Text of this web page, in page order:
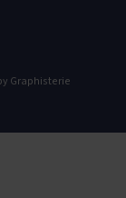
Graphisterie